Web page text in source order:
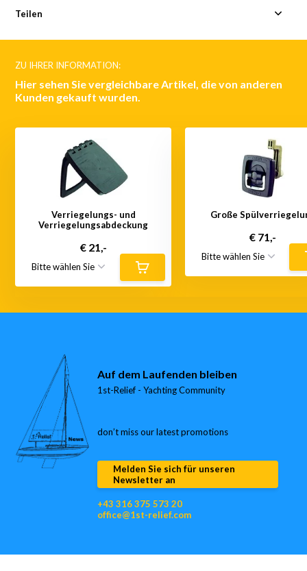
Teilen
ZU IHRER INFORMATION:
Hier sehen Sie vergleichbare Artikel, die von anderen
Kunden gekauft wurden.
Verriegelungs- und
Verriegelungsabdeckung
€ 21,-
Große
€ 71,-
Auf dem Laufenden bleiben
1st-Relief - Yachting Community
don’t miss our latest promotions
Melden Sie sich für unseren
Newsletter an
+43 316 375 573 20
office@1st-relief.com